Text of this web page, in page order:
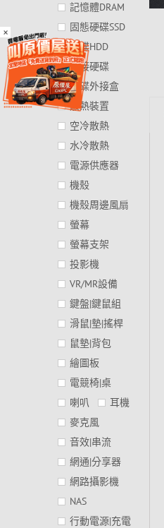
×
記憶體DRAM
固態硬碟SSD
硬碟HDD
外接硬碟
硬碟外接盒
散熱裝置
空冷散熱
水冷散熱
電源供應器
機殼
機殼周邊風扇
螢幕
螢幕支架
投影機
VR/MR設備
鍵盤|鍵鼠組
滑鼠|墊|搖桿
鼠墊|背包
繪圖板
電競椅|桌
喇叭
耳機
麥克風
音效|串流
網通|分享器
網路攝影機
NAS
行動電源|充電